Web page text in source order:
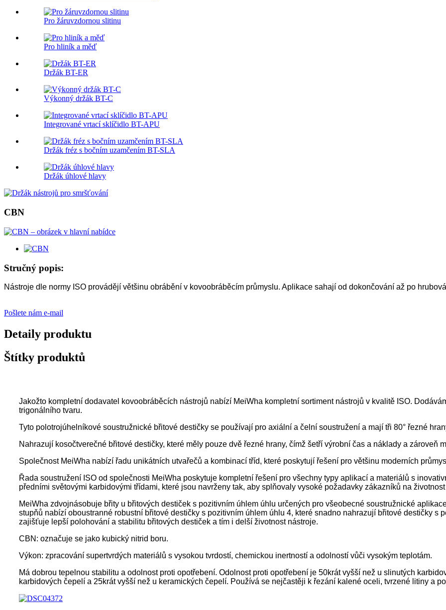
Pro žáruvzdornou slitinu
Pro hliník a měď
Držák BT-ER
Výkonný držák BT-C
Integrované vrtací sklíčidlo BT-APU
Držák fréz s bočním uzamčením BT-SLA
Držák úhlové hlavy
CBN
Stručný popis:
Nástroje dle normy ISO provádějí většinu obrábění v kovoobráběcím průmyslu. Aplikace sahají od dokončování až po
Pošlete nám e-mail
Detaily produktu
Štítky produktů
Jakožto kompletní dodavatel kovoobráběcích nástrojů nabízí MeiWha kompletní sortiment nástrojů v kvalitě ISO.
trigonálního tvaru.
Tyto polotrojúhelníkové soustružnické břitové destičky se používají pro axiální a čelní soustružení a mají tři 80° řezné
Nahrazují kosočtverečné břitové destičky, které měly pouze dvě řezné hrany, čímž šetří výrobní čas a náklady a zároveň
Společnost MeiWha nabízí řadu unikátních utvařečů a kombinací tříd, které poskytují řešení pro většinu moderních
Řada soustružení ISO od společnosti MeiWha poskytuje kompletní řešení pro všechny typy aplikací a materiálů s
předními světovými karbidovými třídami, které jsou navrženy tak, aby splňovaly vysoké požadavky zákazníků na
MeiWha zdvojnásobuje břity u břitových destiček s pozitivním úhlem úhlu určených pro všeobecné soustružnické
stupňů nabízí oboustranné robustní břitové destičky s pozitivním úhlem úhlu 4, které snadno nahrazují břitové destičky s
zajišťuje lepší polohování a stabilitu břitových destiček a tím i delší životnost nástroje.
CBN: označuje se jako kubický nitrid boru.
Výkon: zpracování supertvrdých materiálů s vysokou tvrdostí, chemickou inertností a odolností vůči vysokým teplotám.
Má dobrou tepelnou stabilitu a odolnost proti opotřebení. Odolnost proti opotřebení je 50krát vyšší než u slinutých
karbidových čepelí a 25krát vyšší než u keramických čepelí. Používá se nejčastěji k řezání kalené oceli, tvrzené litiny a